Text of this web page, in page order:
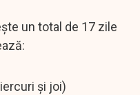
un total de 17 zile
și joi)